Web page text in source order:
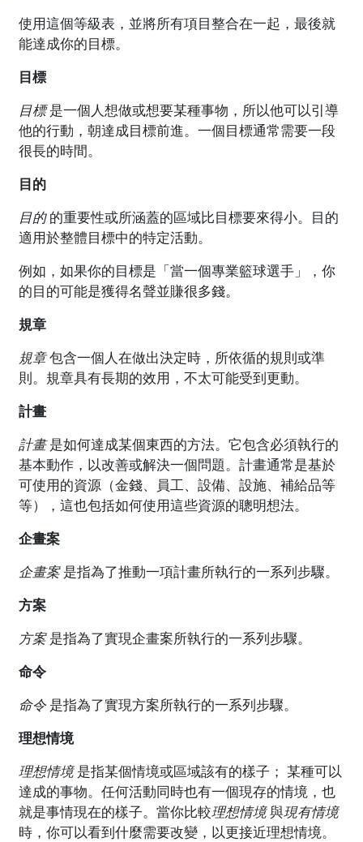
使用這個等級表，並將所有項目整合在一起，最後就
能達成你的目標。
目標
目標是一個人想做或想要某種事物，所以他可以引導
他的行動，朝達成目標前進。一個目標通常需要一段
很長的時間。
目的
目的的重要性或所涵蓋的區域比目標要來得小。目的
適用於整體目標中的特定活動。
例如，如果你的目標是「當一個專業籃球選手」，你
的目的可能是獲得名聲並賺很多錢。
規章
規章包含一個人在做出決定時，所依循的規則或準
則。規章具有長期的效用，不太可能受到更動。
計畫
計畫是如何達成某個東西的方法。它包含必須執行的
基本動作，以改善或解決一個問題。計畫通常是基於
可使用的資源（金錢、員工、設備、設施、補給品等
等），這也包括如何使用這些資源的聰明想法。
企畫案
企畫案是指為了推動一項計畫所執行的一系列步驟。
方案
方案是指為了實現企畫案所執行的一系列步驟。
命令
命令是指為了實現方案所執行的一系列步驟。
理想情境
理想情境是指某個情境或區域該有的樣子； 某種可以
達成的事物。任何活動同時也有一個現存的情境，也
就是事情現在的樣子。當你比較理想情境與現有情境
時，你可以看到什麼需要改變，以更接近理想情境。